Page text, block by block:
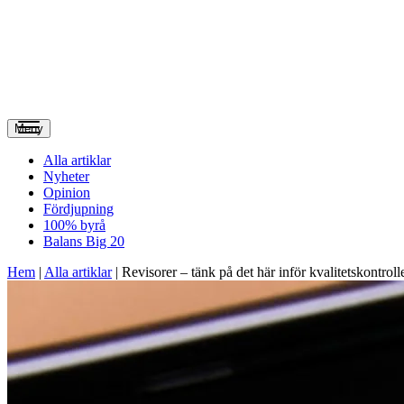
Meny
Alla artiklar
Nyheter
Opinion
Fördjupning
100% byrå
Balans Big 20
Hem | Alla artiklar| Revisorer – tänk på det här inför